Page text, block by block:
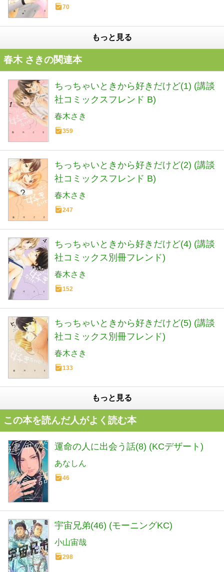
70
もっと見る
春木 さきの関連本
ちっちゃいときから好きだけど(1) (講談
社コミックスフレンド B)
春木さき
359
ちっちゃいときから好きだけど(2) (講談
社コミックスフレンド B)
春木さき
247
ちっちゃいときから好きだけど(4) (講談
社コミックス別冊フレンド)
春木さき
152
ちっちゃいときから好きだけど(5) (講談
社コミックス別冊フレンド)
春木さき
133
もっと見る
この本を読んだ人がよく読む本
運命の人に出会う話(8) (KCデザート)
あなしん
46
宇宙兄弟(46) (モーニングKC)
小山宙哉
298